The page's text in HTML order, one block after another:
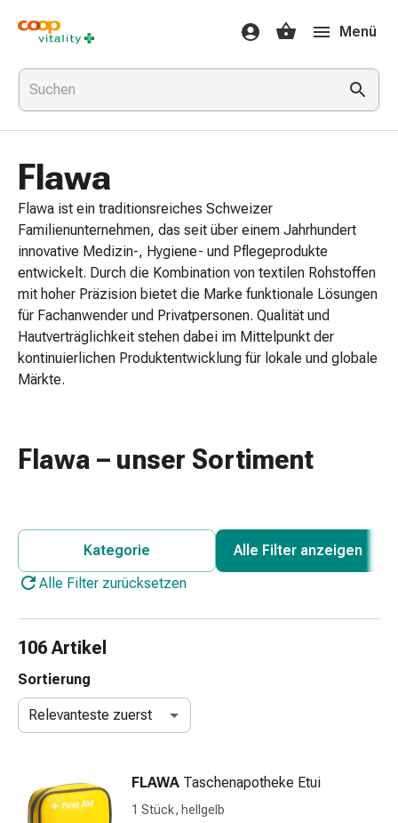
Medikamente
&
Gesundheit
Grippe
&
Erkältung
Grippe-
&
Erkältung
Medikamente
Halsschmerzen
Husten
&
Bronchitis
Inhalationsgeräte
&
Schnupfen
Wund-
Elastische
Wundbinden
Kompressen
Fixationspflaster
Pflasterbinden,
Tapes
Schlauch-
&
Menü
Flawa
Flawa ist ein traditionsreiches Schweizer
Familienunternehmen, das seit über einem Jahrhundert
innovative Medizin-, Hygiene- und Pflegeprodukte
entwickelt. Durch die Kombination von textilen Rohstoffen
mit hoher Präzision bietet die Marke funktionale Lösungen
für Fachanwender und Privatpersonen. Qualität und
Hautverträglichkeit stehen dabei im Mittelpunkt der
kontinuierlichen Produktentwicklung für lokale und globale
Märkte.
Flawa – unser Sortiment
Kategorie
Alle Filter anzeigen
Alle Filter zurücksetzen
106 Artikel
Sortierung
Relevanteste zuerst
FLAWA Taschenapotheke Etui
1 Stück, hellgelb